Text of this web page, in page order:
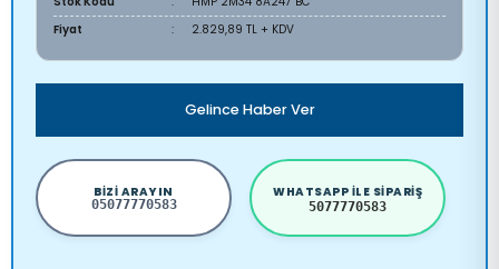
Fiyat
2.829,89 TL + KDV
Gelince Haber Ver
BIZI ARAYIN
05077770583
WHATSAPP ILE SIPARIŞ
5077770583